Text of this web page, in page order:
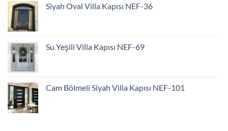
Siyah Oval Villa Kapısı NEF-36
Su Yeşili Villa Kapısı NEF-69
Cam Bölmeli Siyah Villa Kapısı NEF-101